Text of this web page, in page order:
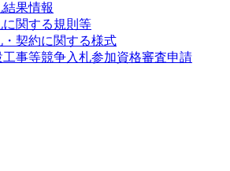
結果情報
に関する規則等
・契約に関する様式
工事等競争入札参加資格審査申請